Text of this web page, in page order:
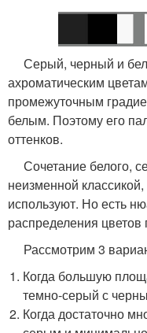
Серый, черный и
ахроматическим
промежуточным
белым. Поэтому его
оттенков.
Сочетание белого,
неизменной
используют. Но есть
распределения
Рассмотрим 3
Когда большую
темно-серый с
Когда достаточно